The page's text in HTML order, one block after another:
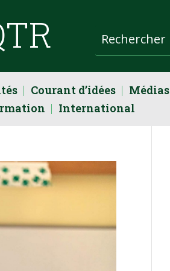
Courant d’idées Médias
International